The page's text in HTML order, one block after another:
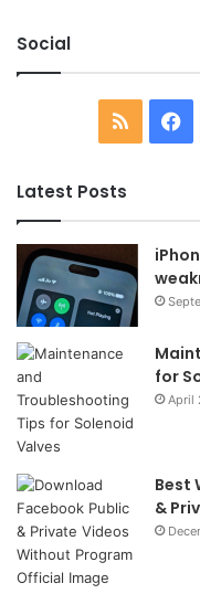
Social
RSS
Latest Posts
for
April
Best
&